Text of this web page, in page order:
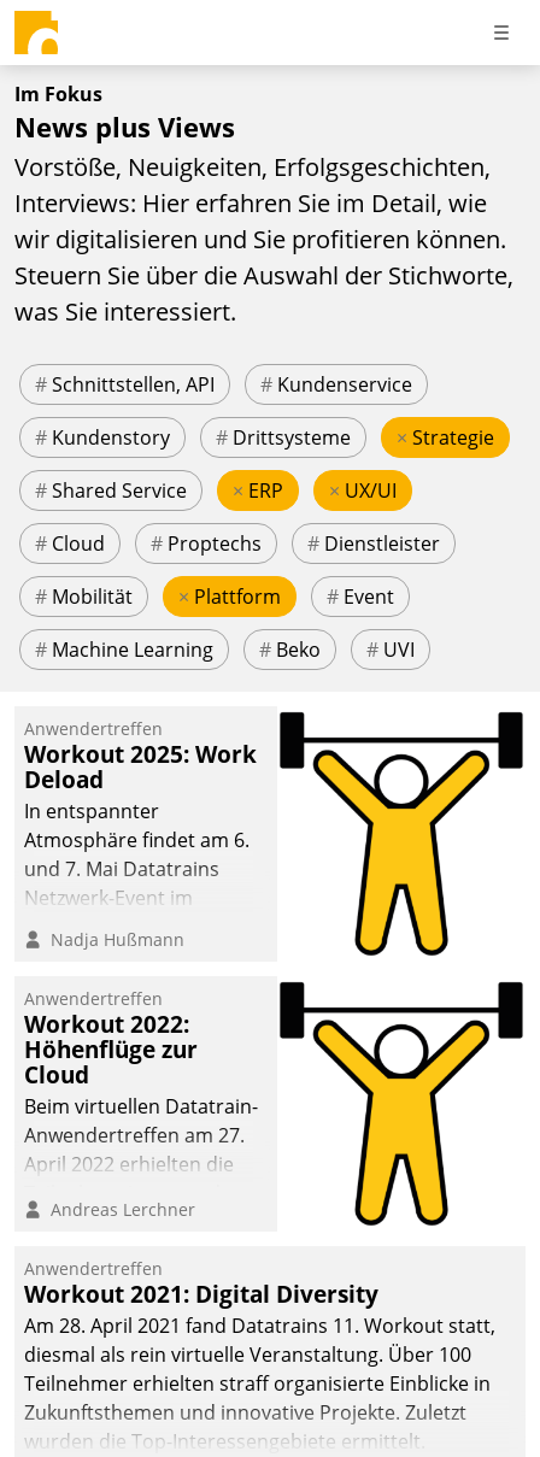
Im Fokus
News plus Views
Vorstöße, Neuigkeiten, Erfolgsgeschichten,
Interviews: Hier erfahren Sie im Detail, wie
wir digitalisieren und Sie profitieren können.
Steuern Sie über die Auswahl der Stichworte,
was Sie interessiert.
#Schnittstellen, API # Kundenservice
# Kundenstory # Drittsysteme × Strategie
#Shared Service × ERP × UX/UI
# Cloud # Proptechs # Dienstleister
# Mobilität × Plattform # Event
# Machine Learning # Beko # UVI
Anwendertreffen
Workout 2025: Work
Deload
In entspannter
Atmosphäre findet am 6.
und 7. Mai Datatrains
Netzwerk-Event im
Kunden- und Partnerkreis
statt. Zentrale Frage: Wie
Mammutprojekte
meistern und Workloads
wuppen – bei zunehmend
anspruchsvollen
Aufgaben und
abnehmendem
Nadja Hußmann
Anwendertreffen
Workout 2022:
Höhenflüge zur
Cloud
Beim virtuellen Datatrain-
Anwendertreffen am 27.
April 2022 erhielten die
Teilnehmer kurzweilige
Cloud-Strategien und -
Lösungen mit hohem
Zukunftspotenzial.
Andreas Lerchner
Anwendertreffen
Workout 2021: Digital Diversity
Am 28. April 2021 fand Datatrains 11. Workout statt,
diesmal als rein virtuelle Veranstaltung. Über 100
Teilnehmer erhielten straff organisierte Einblicke in
Zukunftsthemen und innovative Projekte. Zuletzt
wurden die Top-Interessengebiete ermittelt.